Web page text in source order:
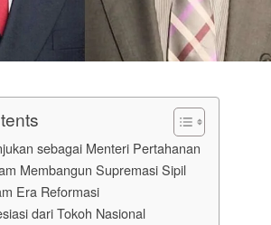
sebagai Menteri Pertahanan
Membangun Supremasi Sipil
Era Reformasi
dari Tokoh Nasional